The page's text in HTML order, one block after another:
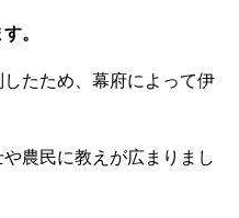
。
たため、幕府によって伊
農民に教えが広まりまし